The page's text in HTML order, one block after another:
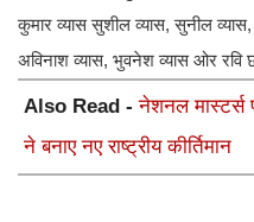
कुमार व्यास सुशील व्यास, सुनील
अविनाश व्यास, भुवनेश व्यास ओर रवि
Also Read -नेशनल मास्टर्स
ने बनाए नए राष्ट्रीय कीर्तिमान